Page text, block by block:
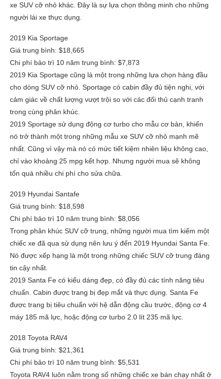
xe SUV cỡ nhỏ khác. Đây là sự lựa chọn thông minh cho những
người lái xe thực dụng.
2019 Kia Sportage
Giá trung bình: $18,665
Chi phí bảo trì 10 năm trung bình: $7,873
2019 Kia Sportage cũng là một trong những lựa chọn hàng đầu
cho dòng SUV cỡ nhỏ. Sportage có cabin đầy đủ tiện nghi, với
cảm giác về chất lượng vượt trội so với các đối thủ cạnh tranh
trong cùng phân khúc.
2019 Sportage sử dụng động cơ turbo cho mẫu cơ bản, khiến
nó trở thành một trong những mẫu xe SUV cỡ nhỏ mạnh mẽ
nhất. Cũng vì vậy mà nó có mức tiết kiệm nhiên liệu không cao,
chỉ vào khoảng 25 mpg kết hợp. Nhưng người mua sẽ không
tốn quá nhiều chi phí cho sửa chữa.
2019 Hyundai Santafe
Giá trung bình: $18,598
Chi phí bảo trì 10 năm trung bình: $8,056
Trong phân khúc SUV cỡ trung, những người mua tìm kiếm một
chiếc xe đã qua sử dụng nên lưu ý đến 2019 Hyundai Santa Fe.
Nó được xếp hạng là một trong những chiếc SUV cỡ trung đáng
tin cậy nhất.
2019 Santa Fe có kiểu dáng đẹp, có đầy đủ các tính năng tiêu
chuẩn. Cabin được trang bị đẹp mắt và thực dụng. Santa Fe
được trang bị tiêu chuẩn với hệ dẫn động cầu trước, động cơ 4
máy 185 mã lực, hoặc động cơ turbo 2.0 lít 235 mã lực.
2018 Toyota RAV4
Giá trung bình: $21,361
Chi phí bảo trì 10 năm trung bình: $5,531
Toyota RAV4 luôn nằm trong số những chiếc xe bán chạy nhất ở